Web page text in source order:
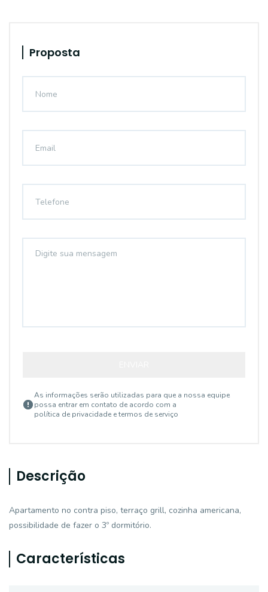
Proposta
As informações serão utilizadas para que a nossa equipe
possa entrar em contato de acordo com a
política de privacidade e termos de serviço
Descrição
Apartamento no contra piso, terraço grill, cozinha americana,
possibilidade de fazer o 3º dormitório.
Características